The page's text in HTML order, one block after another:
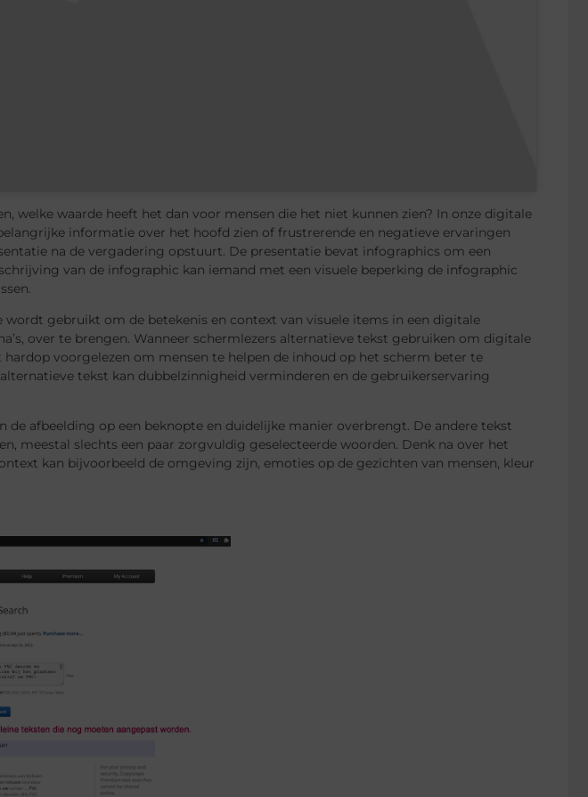
welke waarde heeft het dan voor mensen die het niet kunnen zien? In onze digitale
informatie over het hoofd zien of frustrerende en negatieve ervaringen
na de vergadering opstuurt. De presentatie bevat infographics om een
van de infographic kan iemand met een visuele beperking de infographic
gebruikt om de betekenis en context van visuele items in een digitale
over te brengen. Wanneer schermlezers alternatieve tekst gebruiken om digitale
voorgelezen om mensen te helpen de inhoud op het scherm beter te
tekst kan dubbelzinnigheid verminderen en de gebruikerservaring
de afbeelding op een beknopte en duidelijke manier overbrengt. De andere tekst
meestal slechts een paar zorgvuldig geselecteerde woorden. Denk na over het
kan bijvoorbeeld de omgeving zijn, emoties op de gezichten van mensen, kleur